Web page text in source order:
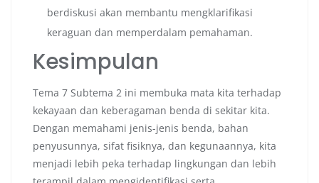
berdiskusi akan membantu mengklarifikasi
keraguan dan memperdalam pemahaman.
Kesimpulan
Tema 7 Subtema 2 ini membuka mata kita terhadap
kekayaan dan keberagaman benda di sekitar kita.
Dengan memahami jenis-jenis benda, bahan
penyusunnya, sifat fisiknya, dan kegunaannya, kita
menjadi lebih peka terhadap lingkungan dan lebih